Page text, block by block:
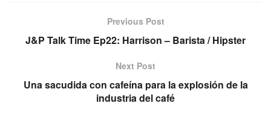
Previous Post
J&P Talk Time Ep22: Harrison – Barista / Hipster
Next Post
Una sacudida con cafeína para la explosión de la
industria del café